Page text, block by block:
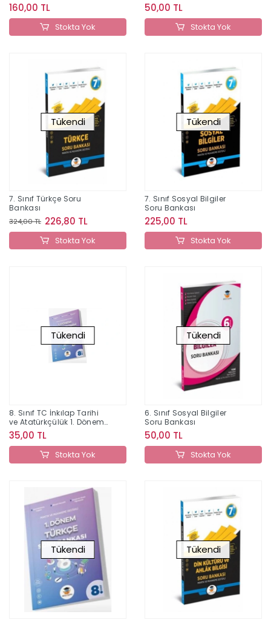
160,00 TL
Stokta Yok
50,00 TL
Stokta Yok
Tükendi
7. Sınıf Türkçe Soru
Bankası
324,00 TL 226,80 TL
Stokta Yok
Tükendi
7. Sınıf Sosyal Bilgiler
Soru Bankası
225,00 TL
Stokta Yok
Tükendi
8. Sınıf TC İnkılap Tarihi
ve Atatürkçülük 1. Dönem
Soru Bankası
35,00 TL
Stokta Yok
Tükendi
6. Sınıf Sosyal Bilgiler
Soru Bankası
50,00 TL
Stokta Yok
Tükendi Tükendi